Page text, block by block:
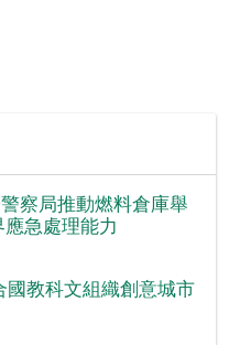
察局推動燃料倉庫舉
急處理能力
國教科文組織創意城市